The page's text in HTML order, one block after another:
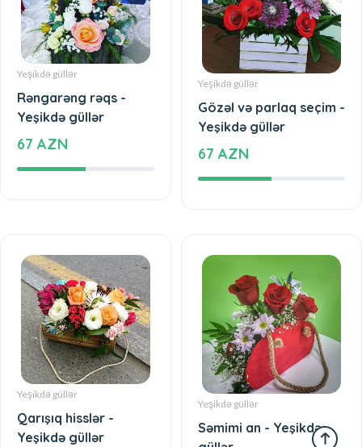
Yeşikdə güllər
Rəngarəng rəqs -
Yeşikdə güllər
67 AZN
Yeşikdə güllər
Gözəl və parlaq seçim -
Yeşikdə güllər
67 AZN
Yeşikdə güllər
Qarışıq hisslər -
Yeşikdə güllər
Yeşikdə güllər
Səmimi an - Yeşikdə